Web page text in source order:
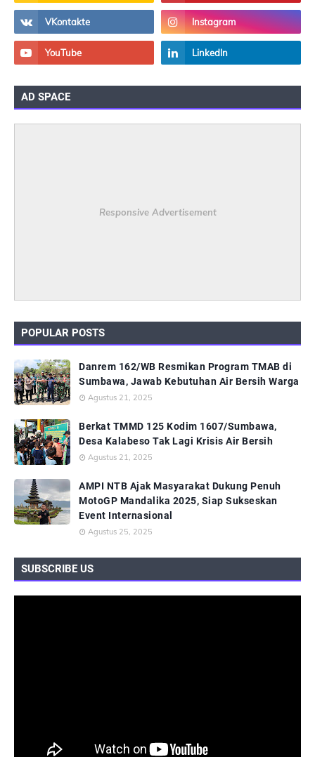
AD SPACE
Responsive Advertisement
POPULAR POSTS
Danrem 162/WB Resmikan Program TMAB di
Sumbawa, Jawab Kebutuhan Air Bersih Warga
Agustus 21, 2025
Berkat TMMD 125 Kodim 1607/Sumbawa,
Desa Kalabeso Tak Lagi Krisis Air Bersih
Agustus 21, 2025
AMPI NTB Ajak Masyarakat Dukung Penuh
MotoGP Mandalika 2025, Siap Sukseskan
Event Internasional
Agustus 25, 2025
SUBSCRIBE US